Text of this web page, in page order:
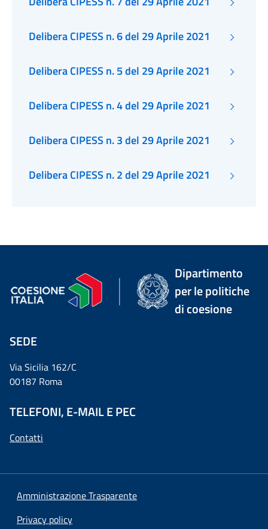
Delibera CIPESS n. 6 del 29 Aprile 2021
Delibera CIPESS n. 5 del 29 Aprile 2021
Delibera CIPESS n. 4 del 29 Aprile 2021
Delibera CIPESS n. 3 del 29 Aprile 2021
Delibera CIPESS n. 2 del 29 Aprile 2021
Dipartimento
per le politiche
di coesione
SEDE
Via Sicilia 162/C
00187 Roma
TELEFONI, E-MAIL E PEC
Contatti
Amministrazione Trasparente
Privacy policy